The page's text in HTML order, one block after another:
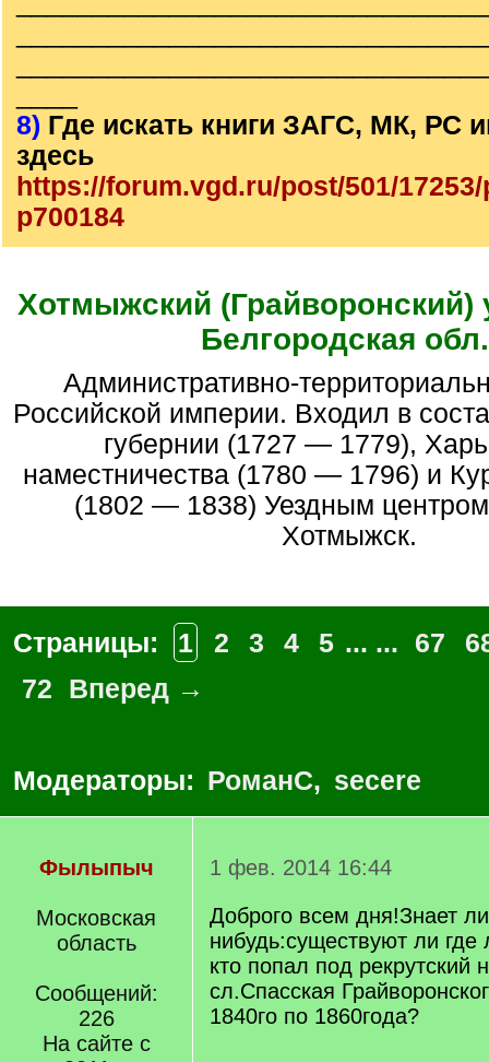
8) Где искать книги ЗАГС, МК, РС
здесь
https://forum.vgd.ru/post/501/
p700184
Хотмыжский (Грайворонский)
Белгородская
Административно-территориальная единица
Российской империи. Входил в
губернии (1727 — 1779),
наместничества (1780 — 1796) и
(1802 — 1838) Уездным
Хотмыжск.
Страницы: 1 2 3 4 5 ... ... 67
72
Вперед →
Модераторы: РоманС, secere
Фылыпыч
Московская
область
Сообщений:
226
На сайте с
1 фев. 2014 16:44
Доброго всем дня!Знает
нибудь:существуют ли где
кто попал под рекрутский
сл.Спасская
1840го по 1860года?